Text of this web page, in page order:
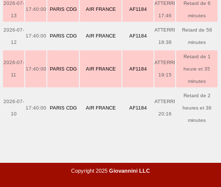
2026-07-
13
17:40:00 PARIS CDG AIR FRANCE AF1184
ATTERRI
17:46
Retard de 6
minutes
2026-07-
12
17:40:00 PARIS CDG AIR FRANCE AF1184
ATTERRI
18:38
Retard de 58
minutes
2026-07-
11
17:40:00 PARIS CDG AIR FRANCE AF1184
ATTERRI
19:15
Retard de 1
heure et 35
minutes
2026-07-
10
17:40:00 PARIS CDG AIR FRANCE AF1184
ATTERRI
20:16
Retard de 2
heures et 36
minutes
Copyright 2025 Giovannini LLC